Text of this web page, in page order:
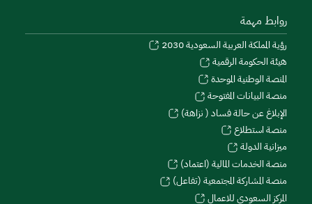
روابط مهمة
رؤية المملكة العربية السعودية 2030
هيئة الحكومة الرقمية
المنصة الوطنية الموحدة
منصة البيانات المفتوحة
الإبلاغ عن حالة فساد ( نزاهة)
منصة استطلاع
ميزانية الدولة
منصة الخدمات المالية (اعتماد)
منصة المشاركة المجتمعية (تفاعل)
المركز السعودي للاعمال